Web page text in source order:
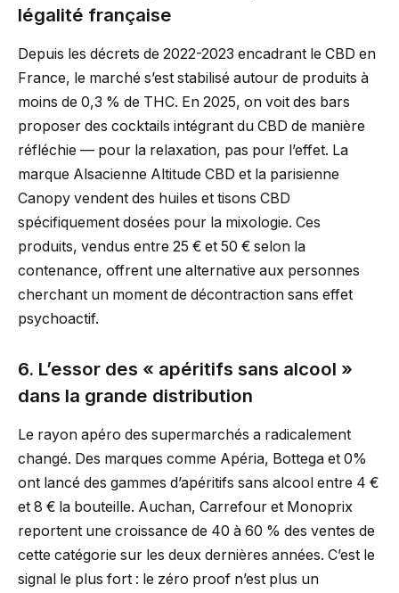
légalité française
Depuis les décrets de 2022-2023 encadrant le CBD en
France, le marché s’est stabilisé autour de produits à
moins de 0,3 % de THC. En 2025, on voit des bars
proposer des cocktails intégrant du CBD de manière
réfléchie — pour la relaxation, pas pour l’effet. La
marque Alsacienne Altitude CBD et la parisienne
Canopy vendent des huiles et tisons CBD
spécifiquement dosées pour la mixologie. Ces
produits, vendus entre 25 € et 50 € selon la
contenance, offrent une alternative aux personnes
cherchant un moment de décontraction sans effet
psychoactif.
6. L’essor des « apéritifs sans alcool »
dans la grande distribution
Le rayon apéro des supermarchés a radicalement
changé. Des marques comme Apéria, Bottega et 0%
ont lancé des gammes d’apéritifs sans alcool entre 4 €
et 8 € la bouteille. Auchan, Carrefour et Monoprix
reportent une croissance de 40 à 60 % des ventes de
cette catégorie sur les deux dernières années. C’est le
signal le plus fort : le zéro proof n’est plus un